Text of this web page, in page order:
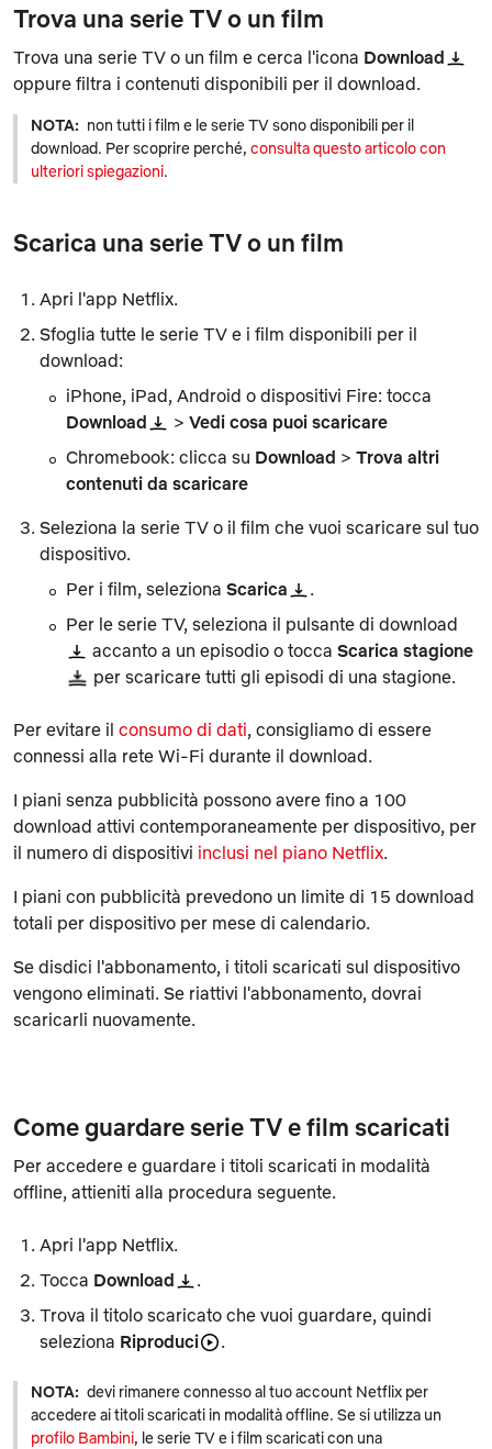
Trova una serie TV o un film
Trova una serie TV o un film e cerca l'icona Download
oppure filtra i contenuti disponibili per il download.
NOTA: non tutti i film e le serie TV sono disponibili per il
download. Per scoprire perché, consulta questo articolo con
ulteriori spiegazioni.
Scarica una serie TV o un film
Apri l'app Netflix.
Sfoglia tutte le serie TV e i film disponibili per il
download:
iPhone, iPad, Android o dispositivi Fire: tocca
Download
> Vedi cosa puoi scaricare
Chromebook: clicca su Download > Trova altri
contenuti da scaricare
Seleziona la serie TV o il film che vuoi scaricare sul tuo
dispositivo.
Per i film, seleziona Scarica
.
Per le serie TV, seleziona il pulsante di download
accanto a un episodio o tocca Scarica stagione
per scaricare tutti gli episodi di una stagione.
Per evitare il consumo di dati, consigliamo di essere
connessi alla rete Wi-Fi durante il download.
I piani senza pubblicità possono avere fino a 100
download attivi contemporaneamente per dispositivo, per
il numero di dispositivi inclusi nel piano Netflix.
I piani con pubblicità prevedono un limite di 15 download
totali per dispositivo per mese di calendario.
Se disdici l'abbonamento, i titoli scaricati sul dispositivo
vengono eliminati. Se riattivi l'abbonamento, dovrai
scaricarli nuovamente.
Come guardare serie TV e film scaricati
Per accedere e guardare i titoli scaricati in modalità
offline, attieniti alla procedura seguente.
Apri l'app Netflix.
Tocca Download
.
Trova il titolo scaricato che vuoi guardare, quindi
seleziona Riproduci .
NOTA: devi rimanere connesso al tuo account Netflix per
accedere ai titoli scaricati in modalità offline. Se si utilizza un
profilo Bambini, le serie TV e i film scaricati con una